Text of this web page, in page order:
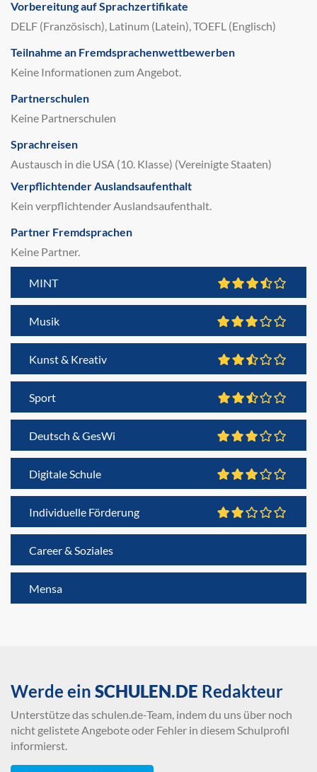
Vorbereitung auf Sprachzertifikate
DELF (Französisch), Latinum (Latein), TOEFL (Englisch)
Teilnahme an Fremdsprachenwettbewerben
Keine Informationen zum Angebot.
Partnerschulen
Keine Partnerschulen
Sprachreisen
Austausch in die USA (10. Klasse) (Vereinigte Staaten)
Verpflichtender Auslandsaufenthalt
Kein verpflichtender Auslandsaufenthalt.
Partner Fremdsprachen
Keine Partner.
MINT
Musik
Kunst & Kreativ
Sport
Deutsch & GesWi
Digitale Schule
Individuelle Förderung
Career & Soziales
Mensa
Werde ein SCHULEN.DE Redakteur
Unterstütze das schulen.de-Team, indem du uns über noch
nicht gelistete Angebote oder Fehler in diesem Schulprofil
informierst.